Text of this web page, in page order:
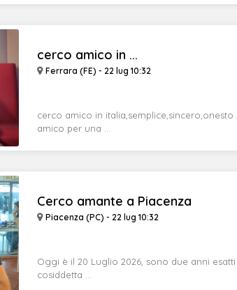
cerco amico in ...
Ferrara (FE) - 22 lug 10:32
cerco amico in
amico per una ...
Cerco amante a Piacenza
Piacenza (PC) - 22 lug 10:32
Oggi è il 20 Luglio 2026, sono due anni
cosiddetta ...